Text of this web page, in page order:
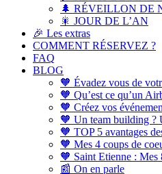
🌲 RÉVEILLON DE
🎇​ JOUR DE L’AN
🎉 Les extras
COMMENT RÉSERVEZ ?
FAQ
BLOG
🧡 Évadez vous de
🧡 Qu’est ce qu’un
🧡 Créez vos
🧡 Un team building ?
🧡 TOP 5 avantages
🧡 Mes 4 coups de
🧡 Saint Etienne : Mes
📰 On en parle